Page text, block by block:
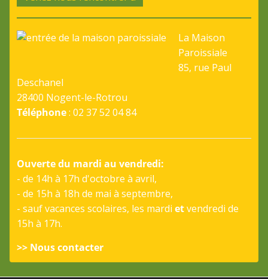
La Maison
Paroissiale
85, rue Paul
Deschanel
28400 Nogent-le-Rotrou
Téléphone: 02 37 52 04 84
Ouverte du mardi au vendredi:
- de 14h à 17h d'octobre à avril,
- de 15h à 18h de mai à septembre,
- sauf vacances scolaires, les mardi etvendredi de
15h à 17h.
>> Nous contacter